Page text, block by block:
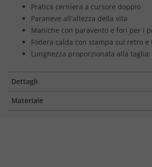
Pratica cerniera a cursore doppio
Paraneve all'altezza della vita
Maniche con paravento e fori per i
Fodera calda con stampa sul retro
Lunghezza proporzionata alla taglia:
Dettagli
Materiale